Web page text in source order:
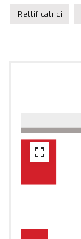
Rettificatrici